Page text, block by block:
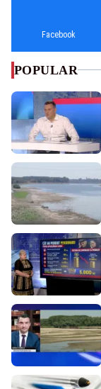
Facebook
POPULAR